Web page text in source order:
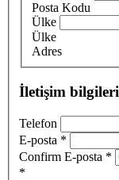
Posta Kodu
Ülke
Ülke
Adres
İletişim bilgileri
Telefon
E-posta *
Confirm E-posta *
*